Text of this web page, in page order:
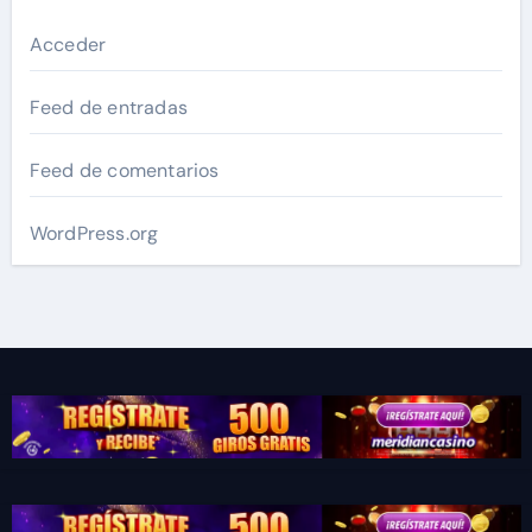
Acceder
Feed de entradas
Feed de comentarios
WordPress.org